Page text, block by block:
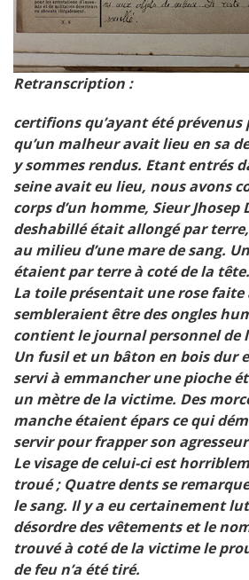
Retranscription :
certifions qu’ayant été prévenus
qu’un malheur avait lieu en sa
y sommes rendus. Etant entrés
seine avait eu lieu, nous avons
corps d’un homme, Sieur
deshabillé était allongé par
au milieu d’une mare de sang.
étaient par terre à coté de la tête.
La toile présentait une rose faite
sembleraient être des ongles
contientle journal personnel de
Un fusil et un bâton en bois dur
servi à emmancher une pioche
un mètre de la victime. Des
manche étaient épars ce qui
servirpour frapper son
Le visage de celui-ci est
troué ; Quatre dents se
le sang. Il y a eu certainement
désordre des vêtements et le
trouvé à cotéde la victime le
de feu n’a été tiré.